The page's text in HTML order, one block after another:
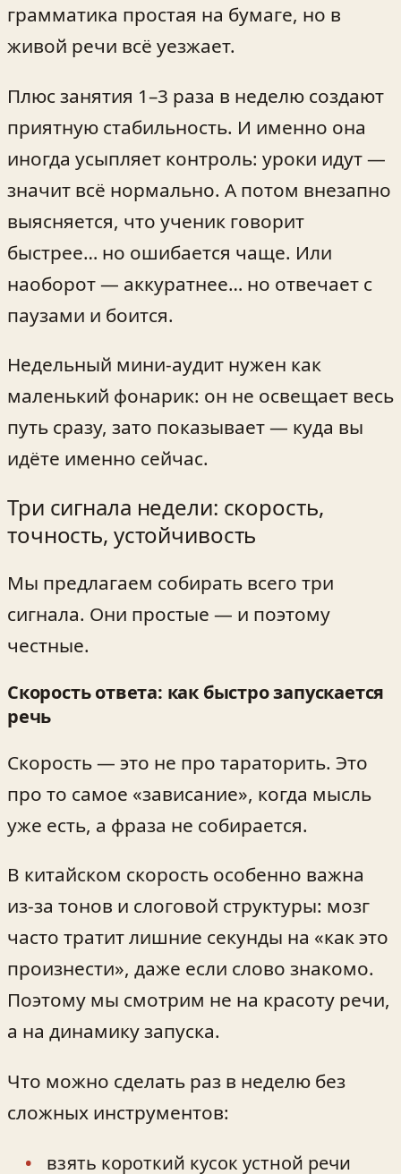
грамматика простая на бумаге, но в
живой речи всё уезжает.
Плюс занятия 1–3 раза в неделю создают
приятную стабильность. И именно она
иногда усыпляет контроль: уроки идут —
значит всё нормально. А потом внезапно
выясняется, что ученик говорит
быстрее… но ошибается чаще. Или
наоборот — аккуратнее… но отвечает с
паузами и боится.
Недельный мини-аудит нужен как
маленький фонарик: он не освещает весь
путь сразу, зато показывает — куда вы
идёте именно сейчас.
Три сигнала недели: скорость,
точность, устойчивость
Мы предлагаем собирать всего три
сигнала. Они простые — и поэтому
честные.
Скорость ответа: как быстро запускается
речь
Скорость — это не про тараторить. Это
про то самое «зависание», когда мысль
уже есть, а фраза не собирается.
В китайском скорость особенно важна
из-за тонов и слоговой структуры: мозг
часто тратит лишние секунды на «как это
произнести», даже если слово знакомо.
Поэтому мы смотрим не на красоту речи,
а на динамику запуска.
Что можно сделать раз в неделю без
сложных инструментов:
взять короткий кусок устной речи